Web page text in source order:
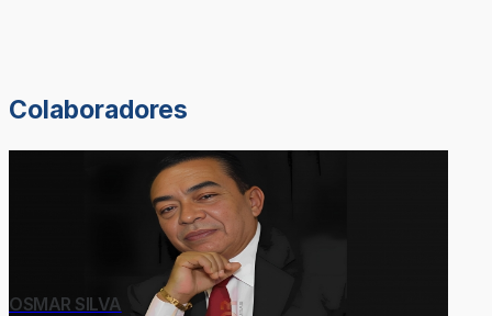
Colaboradores
OSMAR SILVA